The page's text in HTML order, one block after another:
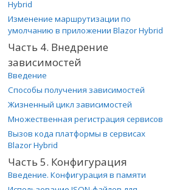
Hybrid
Изменение маршрутизации по
умолчанию в приложении Blazor Hybrid
Часть 4. Внедрение
зависимостей
Введение
Способы получения зависимостей
Жизненный цикл зависимостей
Множественная регистрация сервисов
Вызов кода платформы в сервисах
Blazor Hybrid
Часть 5. Конфигурация
Введение. Конфигурация в памяти